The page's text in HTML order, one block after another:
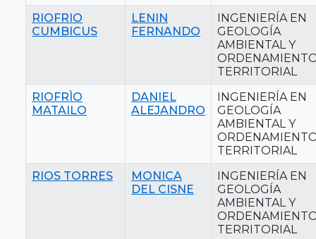
RIOFRIO
CUMBICUS
LENIN
FERNANDO
INGENIERÍA EN
GEOLOGÍA
AMBIENTAL Y
TERRITORIAL
RIOFRÌO
MATAILO
DANIEL
ALEJANDRO
INGENIERÍA EN
GEOLOGÍA
AMBIENTAL Y
TERRITORIAL
RIOS TORRES
MONICA
DEL CISNE
INGENIERÍA EN
GEOLOGÍA
AMBIENTAL Y
TERRITORIAL